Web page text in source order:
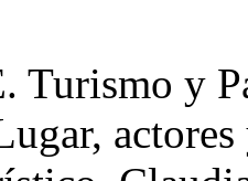
Turismo y